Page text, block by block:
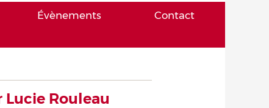
Évènements Contact
Rouleau